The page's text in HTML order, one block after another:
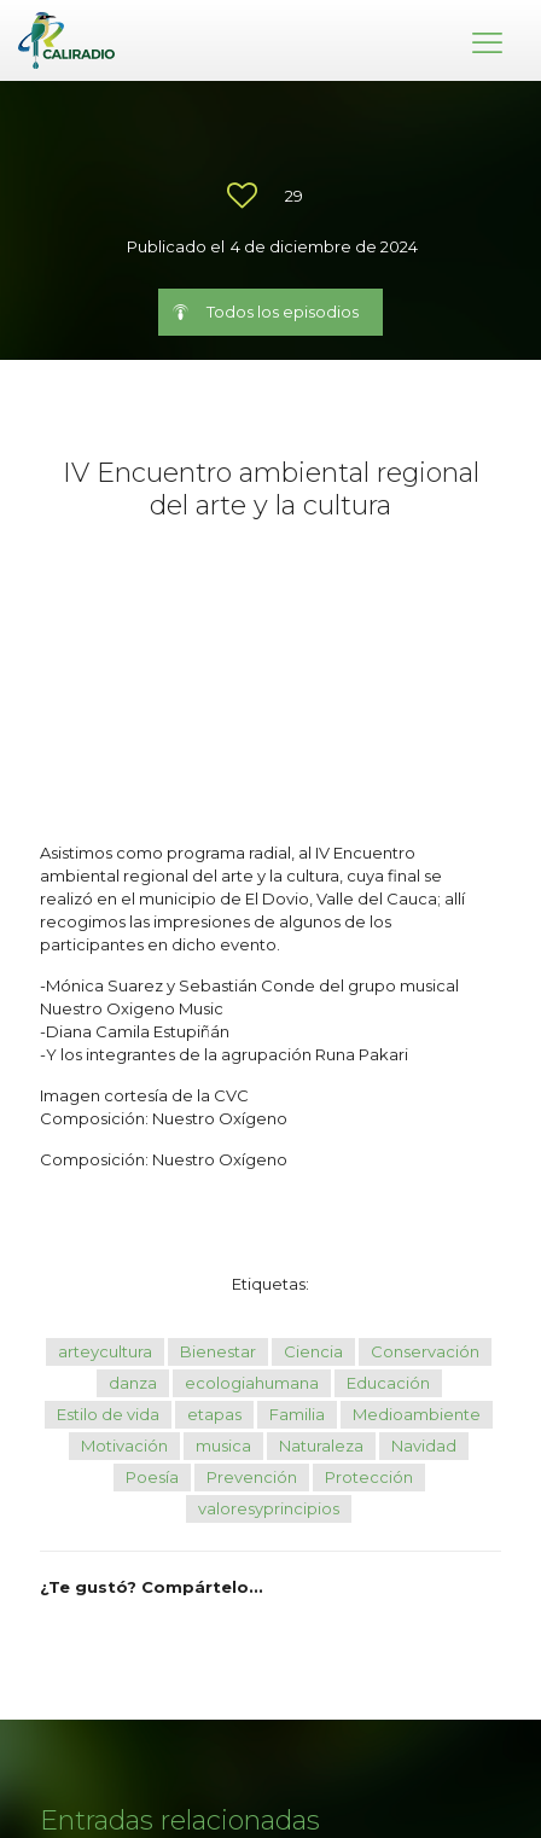
29
Publicado el 4 de diciembre de 2024
Todos los episodios
IV Encuentro ambiental regional
del arte y la cultura
Asistimos como programa radial, al IV Encuentro
ambiental regional del arte y la cultura, cuya final se
realizó en el municipio de El Dovio, Valle del Cauca; allí
recogimos las impresiones de algunos de los
participantes en dicho evento.
-Mónica Suarez y Sebastián Conde del grupo musical
Nuestro Oxigeno Music
-Diana Camila Estupiñán
-Y los integrantes de la agrupación Runa Pakari
Imagen cortesía de la CVC
Composición: Nuestro Oxígeno
Composición: Nuestro Oxígeno
Etiquetas:
arteycultura Bienestar Ciencia
Conservación
danza
ecologiahumana
Educación
Estilo de vida
etapas Familia
Medioambiente
Motivación
musica Naturaleza
Navidad
Poesía
Prevención
Protección
valoresyprincipios
¿Te gustó? Compártelo...
Entradas relacionadas